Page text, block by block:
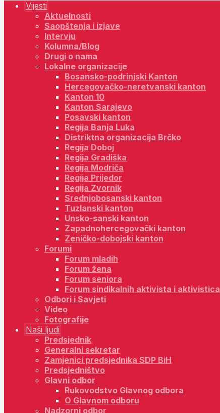
Vijesti
Aktuelnosti
Saopštenja i izjave
Intervju
Kolumna/Blog
Drugi o nama
Lokalne organizacije
Bosansko-podrinjski Kanton
Hercegovačko-neretvanski kanton
Kanton 10
Kanton Sarajevo
Posavski kanton
Regija Banja Luka
Distriktna organizacija Brčko
Regija Doboj
Regija Gradiška
Regija Modriča
Regija Prijedor
Regija Zvornik
Srednjobosanski kanton
Tuzlanski kanton
Unsko-sanski kanton
Zapadnohercegovački kanton
Zeničko-dobojski kanton
Forumi
Forum mladih
Forum žena
Forum seniora
Forum sindikalnih aktivista i aktivistica
Odbori i Savjeti
Video
Fotografije
Naši ljudi
Predsjednik
Generalni sekretar
Zamjenici predsjednika SDP BiH
Predsjedništvo
Glavni odbor
Rukovodstvo Glavnog odbora
O Glavnom odboru
Nadzorni odbor